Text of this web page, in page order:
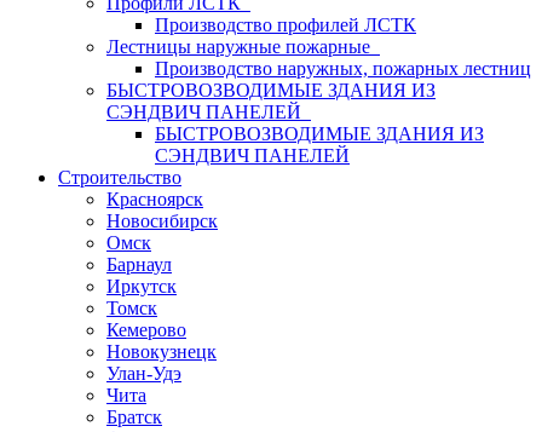
Производство профилей ЛСТК
Лестницы наружные пожарные
Производство наружных, пожарных лестниц
БЫСТРОВОЗВОДИМЫЕ ЗДАНИЯ ИЗ
СЭНДВИЧ ПАНЕЛЕЙ
БЫСТРОВОЗВОДИМЫЕ ЗДАНИЯ ИЗ
СЭНДВИЧ ПАНЕЛЕЙ
Строительство
Красноярск
Новосибирск
Омск
Барнаул
Иркутск
Томск
Кемерово
Новокузнецк
Улан-Удэ
Чита
Братск